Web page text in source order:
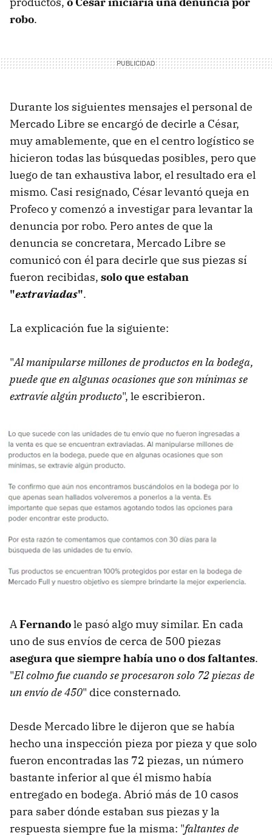
robo.
Durante los siguientes mensajes el personal de
Mercado Libre se encargó de decirle a César,
muy amablemente, que en el centro logístico se
hicieron todas las búsquedas posibles, pero que
luego de tan exhaustiva labor, el resultado era el
mismo. Casi resignado, César levantó queja en
Profeco y comenzó a investigar para levantar la
denuncia por robo. Pero antes de que la
denuncia se concretara, Mercado Libre se
comunicó con él para decirle que sus piezas sí
fueron recibidas, solo que estaban
"extraviadas".
La explicación fue la siguiente:
"Al manipularse millones de productos en la bodega,
puede que en algunas ocasiones que son mínimas se
extravíe algún producto", le escribieron.
A Fernandole pasó algo muy similar. En cada
uno de sus envíos de cerca de 500 piezas
asegura que siempre había uno o dos faltantes.
"El colmo fue cuando se procesaron solo 72 piezas de
un envío de 450" dice consternado.
Desde Mercado libre le dijeron que se había
hecho una inspección pieza por pieza y que solo
fueron encontradas las 72 piezas, un número
bastante inferior al que él mismo había
entregado en bodega. Abrió más de 10 casos
para saber dónde estaban sus piezas y la
respuesta siempre fue la misma: "faltantes de